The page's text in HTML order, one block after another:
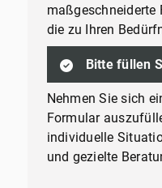
maßgeschneiderte
die zu Ihren
Bitte füllen
Nehmen Sie sich
Formular
individuelle
und gezielte